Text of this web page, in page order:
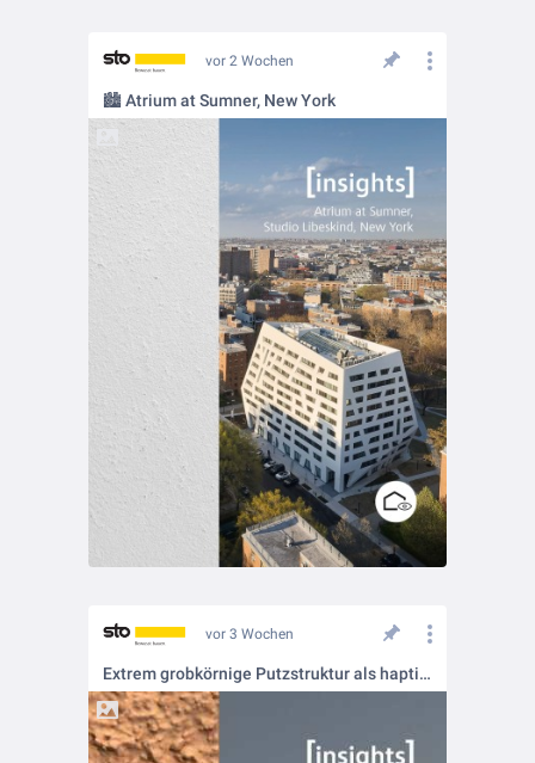
vor 2 Wochen
🏙️ Atrium at Sumner, New York
vor 3 Wochen
Extrem grobkörnige Putzstruktur als haptische Identität 🧱